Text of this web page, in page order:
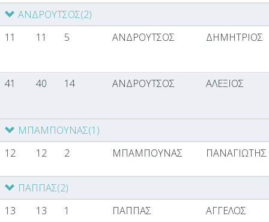
ΑΝΔΡΟΥΤΣΟΣ(2)
11
11 5 ΑΝΔΡΟΥΤΣΟΣ ΔΗΜΗΤΡΙΟΣ
41 40 14 ΑΝΔΡΟΥΤΣΟΣ ΑΛΕΞΙΟΣ
ΜΠΑΜΠΟΥΝΑΣ(1)
12
12 2 ΜΠΑΜΠΟΥΝΑΣ ΠΑΝΑΓΙΩΤΗΣ
ΠΑΠΠΑΣ(2)
13
13 1 ΠΑΠΠΑΣ ΑΓΓΕΛΟΣ